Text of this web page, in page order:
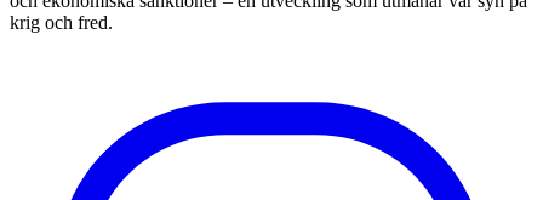
krig och fred.